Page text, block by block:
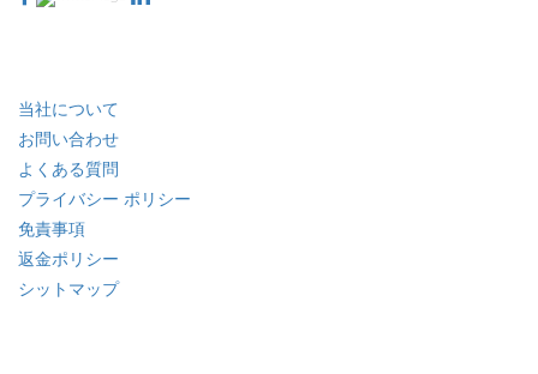
当社について
お問い合わせ
よくある質問
プライバシー ポリシー
免責事項
返金ポリシー
シットマップ